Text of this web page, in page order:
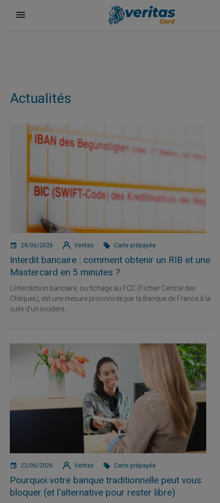
Actualités
29/06/2026 Veritas Carte prépayée
Interdit bancaire : comment obtenir un RIB et une
Mastercard en 5 minutes ?
L'interdiction bancaire, ou fichage au FCC (Fichier Central des
Chèques), est une mesure prononcée par la Banque de France à la
suite d'un incident...
22/06/2026 Veritas Carte prépayée
Pourquoi votre banque traditionnelle peut vous
bloquer (et l'alternative pour rester libre)